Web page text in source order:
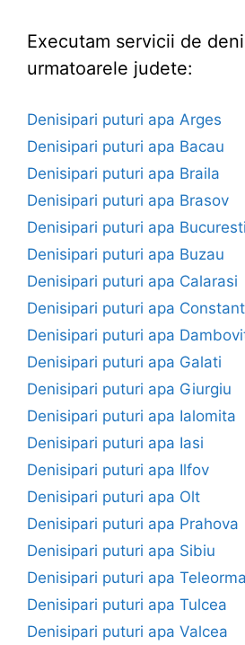
Executam servicii de
urmatoarele judete:
Denisipari puturi apa Arges
Denisipari puturi apa Bacau
Denisipari puturi apa Braila
Denisipari puturi apa Brasov
Denisipari puturi apa Bucuresti
Denisipari puturi apa Buzau
Denisipari puturi apa Calarasi
Denisipari puturi apa
Denisipari puturi apa
Denisipari puturi apa Galati
Denisipari puturi apa Giurgiu
Denisipari puturi apa Ialomita
Denisipari puturi apa Iasi
Denisipari puturi apa Ilfov
Denisipari puturi apa Olt
Denisipari puturi apa Prahova
Denisipari puturi apa Sibiu
Denisipari puturi apa
Denisipari puturi apa Tulcea
Denisipari puturi apa Valcea